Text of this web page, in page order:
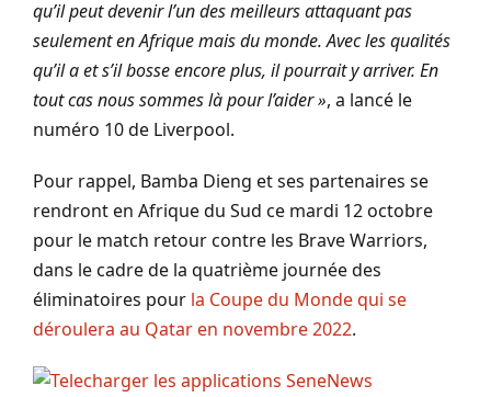
qu’il peut devenir l’un des meilleurs attaquant pas
seulement en Afrique mais du monde. Avec les qualités
qu’il a et s’il bosse encore plus, il pourrait y arriver. En
tout cas nous sommes là pour l’aider », a lancé le
numéro 10 de Liverpool.
Pour rappel, Bamba Dieng et ses partenaires se
rendront en Afrique du Sud ce mardi 12 octobre
pour le match retour contre les Brave Warriors,
dans le cadre de la quatrième journée des
éliminatoires pour la Coupe du Monde qui se
déroulera au Qatar en novembre 2022.